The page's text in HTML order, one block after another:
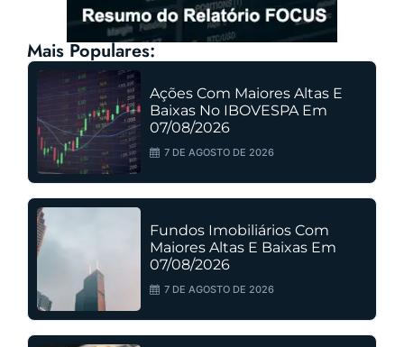
Mais Populares:
Ações Com Maiores Altas E
Baixas No IBOVESPA Em
07/08/2026
7 DE AGOSTO DE 2026
Fundos Imobiliários Com
Maiores Altas E Baixas Em
07/08/2026
7 DE AGOSTO DE 2026